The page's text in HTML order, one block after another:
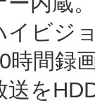
イビジ
時間録
送を